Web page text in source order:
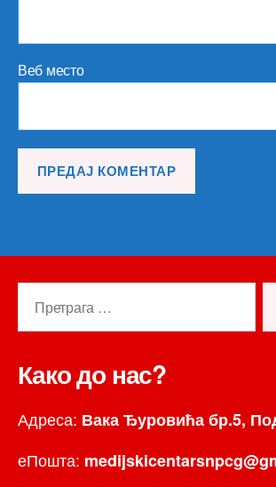
Веб место
Како до нас?
Адреса: Вака Ђуровића бр.5,
еПошта: